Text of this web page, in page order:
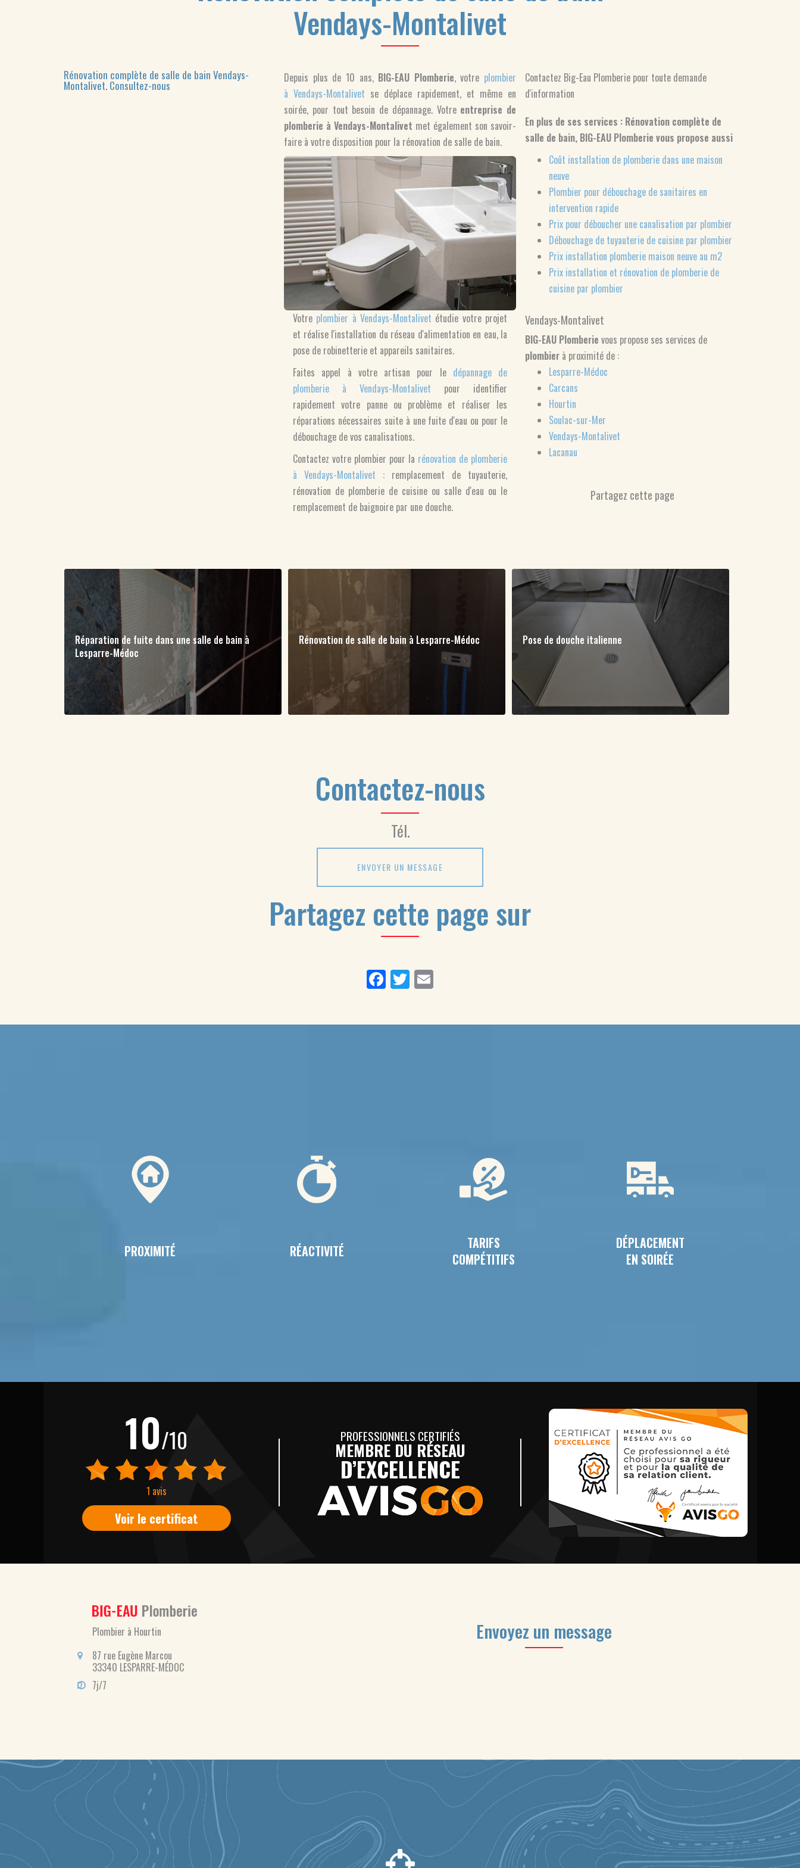
Vendays-Montalivet
Rénovation complète de salle de bain Vendays-
Montalivet. Consultez-nous
Depuis plus de 10 ans, BIG-EAU Plomberie, votre plombier
à Vendays-Montalivet se déplace rapidement, et même en
soirée, pour tout besoin de dépannage. Votre entreprise de
plomberie à Vendays-Montalivet met également son savoir-
faire à votre disposition pour la rénovation de salle de bain.
Votre plombier à Vendays-Montalivet étudie votre projet
et réalise l'installation du réseau d'alimentation en eau, la
pose de robinetterie et appareils sanitaires.
Faites appel à votre artisan pour le dépannage de
plomberie à Vendays-Montalivet pour identifier
rapidement votre panne ou problème et réaliser les
réparations nécessaires suite à une fuite d'eau ou pour le
débouchage de vos canalisations.
Contactez votre plombier pour la rénovation de plomberie
à Vendays-Montalivet : remplacement de tuyauterie,
rénovation de plomberie de cuisine ou salle d'eau ou le
remplacement de baignoire par une douche.
Contactez Big-Eau Plomberie pour toute demande
d'information
En plus de ses services : Rénovation complète de
salle de bain, BIG-EAU Plomberie vous propose aussi
Coût installation de plomberie dans une maison
neuve
Plombier pour débouchage de sanitaires en
intervention rapide
Prix pour déboucher une canalisation par plombier
Débouchage de tuyauterie de cuisine par plombier
Prix installation plomberie maison neuve au m2
Prix installation et rénovation de plomberie de
cuisine par plombier
Vendays-Montalivet
BIG-EAU Plomberie vous propose ses services de
plombier à proximité de :
Lesparre-Médoc
Carcans
Hourtin
Soulac-sur-Mer
Vendays-Montalivet
Lacanau
Réparation de fuite dans une salle de bain à
Lesparre-Médoc
Rénovation de salle de bain à Lesparre-Médoc Pose de douche italienne
Contactez-nous
Tél.
ENVOYER UN MESSAGE
Partagez cette page sur
Facebook
Twitter
PROXIMITÉ RÉACTIVITÉ
TARIFS
COMPÉTITIFS
DÉPLACEMENT
EN SOIRÉE
10/10
1 avis
Voir le certificat
PROFESSIONNELS CERTIFIÉS
MEMBRE DU RÉSEAU
D’EXCELLENCE
Plombier à Hourtin
87 rue Eugène Marcou
33340 LESPARRE-MÉDOC
7j/7
Envoyez un message